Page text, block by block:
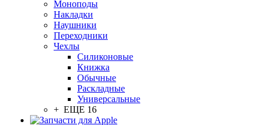
Моноподы
Накладки
Наушники
Переходники
Чехлы
Силиконовые
Книжка
Обычные
Раскладные
Универсальные
+ ЕЩЕ 16